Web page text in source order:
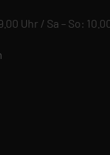
Uhr / Sa – So: